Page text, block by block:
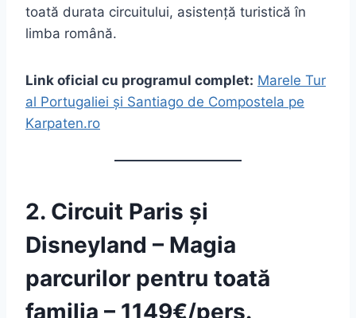
toată durata circuitului, asistență turistică în
limba română.
Link oficial cu programul complet: Marele Tur
al Portugaliei și Santiago de Compostela pe
Karpaten.ro
2. Circuit Paris și
Disneyland – Magia
parcurilor pentru toată
familia – 1149€/pers.